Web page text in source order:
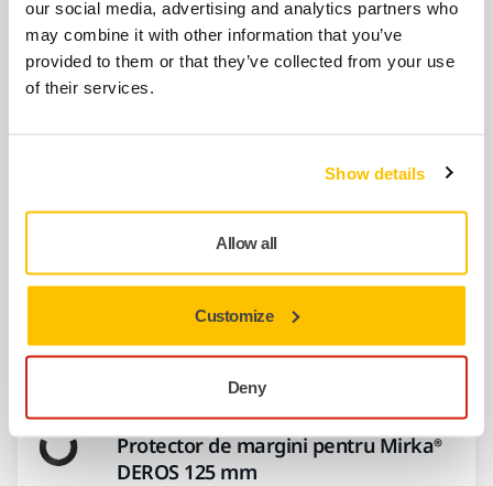
our social media, advertising and analytics partners who
may combine it with other information that you’ve
provided to them or that they’ve collected from your use
of their services.
Show details
Allow all
Customize
Deny
pneumatice Mirka.
Sac de praf din fleece pentru Mirka® PROS
Protector de margini pentru Mirka®
DEROS 150 mm
Pentru protejarea marginii suportului la
șlefuirea colțurilor și marginilor
Protector de margini pentru Mirka®
DEROS 125 mm